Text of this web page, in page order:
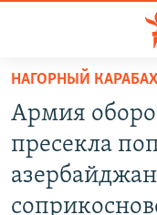
Перейти
основному
содержанию
Перейти
основной
НОВОСТИ
ПОЛИТИКА
НАГОРНЫЙ КАРАБАХ
Армия
пресекла